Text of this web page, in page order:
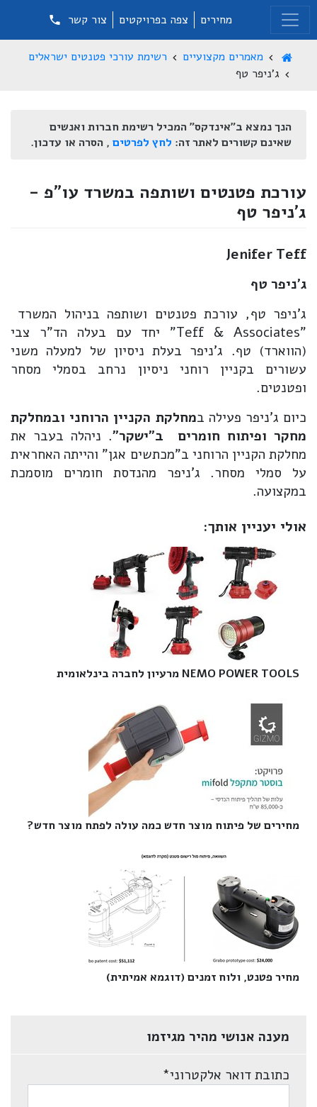
מחירים צפה בפרויקטים צור קשר
מאמרים מקצועיים
רשימת עורכי פטנטים ישראלים
ג'ניפר טף
הנך נמצא ב"אינדקס" המכיל רשימת חברות ואנשים
שאינם קשורים לאתר זה: לחץ לפרטים , הסרה או עדכון.
עורכת פטנטים ושותפה במשרד עו"פ -
ג'ניפר טף
Jenifer Teff
ג'ניפר טף
ג'ניפר טף, עורכת פטנטים ושותפה בניהול המשרד
"Teff & Associates" יחד עם בעלה הד"ר צבי
(הווארד) טף. ג'ניפר בעלת ניסיון של למעלה משני
עשורים בקניין רוחני ניסיון נרחב בסמלי מסחר
ופטנטים.
כיום ג'ניפר פעילה במחלקת הקניין הרוחני ובמחלקת
מחקר ופיתוח חומרים ב"ישקר". ניהלה בעבר את
מחלקת הקניין הרוחני ב"מכתשים אגן" והייתה האחראית
על סמלי מסחר. ג'ניפר מהנדסת חומרים מוסמכת
במקצועה.
אולי יעניין אותך:
NEMO POWER TOOLS מרעיון לחברה בינלאומית‎
מחירים של פיתוח מוצר חדש כמה עולה לפתח מוצר חדש?‎
מחיר פטנט, ולוח זמנים (דוגמא אמיתית)‎
מענה אנושי מהיר מגיזמו
כתובת דואר אלקטרוני*